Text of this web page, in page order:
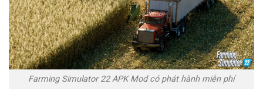
Farming Simulator 22 APK Mod có phát hành miễn phí